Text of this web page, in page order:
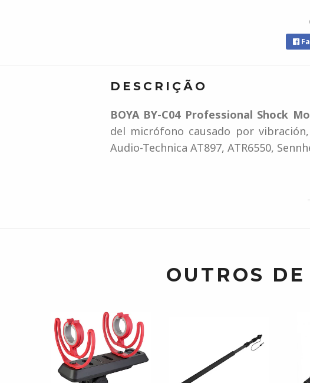
DESCRIÇÃO
BOYA BY-C04 Professional Shock
del micrófono causado por vibración,
Audio-Technica AT897, ATR6550,
OUTROS